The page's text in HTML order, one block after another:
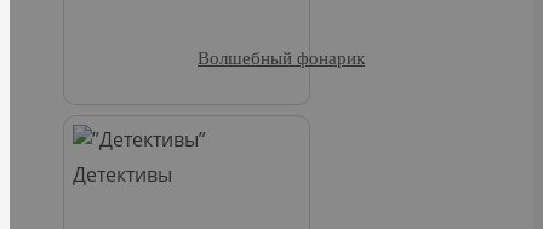
Детективы
Волшебный фонарик